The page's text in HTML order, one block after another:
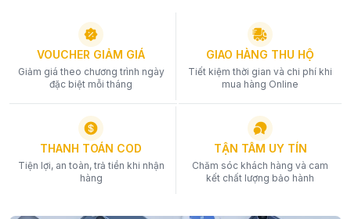
VOUCHER GIẢM GIÁ
Giảm giá theo chương trình ngày
đặc biệt mỗi tháng
GIAO HÀNG THU HỘ
Tiết kiệm thời gian và chi phí khi
mua hàng Online
THANH TOÁN COD
Tiện lợi, an toàn, trả tiền khi nhận
hàng
TẬN TÂM UY TÍN
Chăm sóc khách hàng và cam
kết chất lượng bảo hành